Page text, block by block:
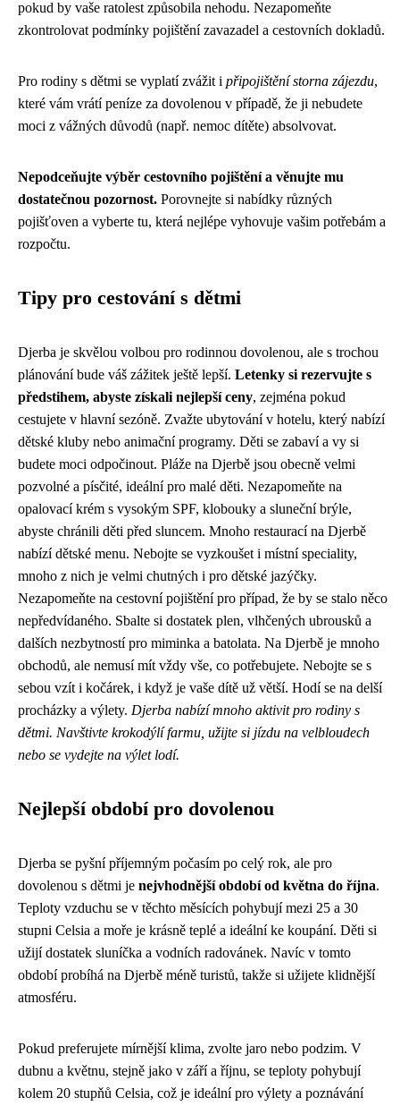
pokud by vaše ratolest způsobila nehodu. Nezapomeňte
zkontrolovat podmínky pojištění zavazadel a cestovních dokladů.
Pro rodiny s dětmi se vyplatí zvážit i připojištění storna zájezdu,
které vám vrátí peníze za dovolenou v případě, že ji nebudete
moci z vážných důvodů (např. nemoc dítěte) absolvovat.
Nepodceňujte výběr cestovního pojištění a věnujte mu
dostatečnou pozornost. Porovnejte si nabídky různých
pojišťoven a vyberte tu, která nejlépe vyhovuje vašim potřebám a
rozpočtu.
Tipy pro cestování s dětmi
Djerba je skvělou volbou pro rodinnou dovolenou, ale s trochou
plánování bude váš zážitek ještě lepší. Letenky si rezervujte s
předstihem, abyste získali nejlepší ceny, zejména pokud
cestujete v hlavní sezóně. Zvažte ubytování v hotelu, který nabízí
dětské kluby nebo animační programy. Děti se zabaví a vy si
budete moci odpočinout. Pláže na Djerbě jsou obecně velmi
pozvolné a písčité, ideální pro malé děti. Nezapomeňte na
opalovací krém s vysokým SPF, klobouky a sluneční brýle,
abyste chránili děti před sluncem. Mnoho restaurací na Djerbě
nabízí dětské menu. Nebojte se vyzkoušet i místní speciality,
mnoho z nich je velmi chutných i pro dětské jazýčky.
Nezapomeňte na cestovní pojištění pro případ, že by se stalo něco
nepředvídaného. Sbalte si dostatek plen, vlhčených ubrousků a
dalších nezbytností pro miminka a batolata. Na Djerbě je mnoho
obchodů, ale nemusí mít vždy vše, co potřebujete. Nebojte se s
sebou vzít i kočárek, i když je vaše dítě už větší. Hodí se na delší
procházky a výlety. Djerba nabízí mnoho aktivit pro rodiny s
dětmi. Navštivte krokodýlí farmu, užijte si jízdu na velbloudech
nebo se vydejte na výlet lodí.
Nejlepší období pro dovolenou
Djerba se pyšní příjemným počasím po celý rok, ale pro
dovolenou s dětmi je nejvhodnější období od května do října.
Teploty vzduchu se v těchto měsících pohybují mezi 25 a 30
stupni Celsia a moře je krásně teplé a ideální ke koupání. Děti si
užijí dostatek sluníčka a vodních radovánek. Navíc v tomto
období probíhá na Djerbě méně turistů, takže si užijete klidnější
atmosféru.
Pokud preferujete mírnější klima, zvolte jaro nebo podzim. V
dubnu a květnu, stejně jako v září a říjnu, se teploty pohybují
kolem 20 stupňů Celsia, což je ideální pro výlety a poznávání